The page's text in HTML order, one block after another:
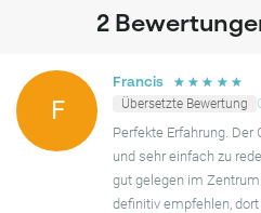
2
F
Francis ☆ ☆ ☆ ☆ ☆
Übersetzte Bewertung
Perfekte Erfahrung.
und sehr einfach zu
gut gelegen im
definitiv empfehlen, dort